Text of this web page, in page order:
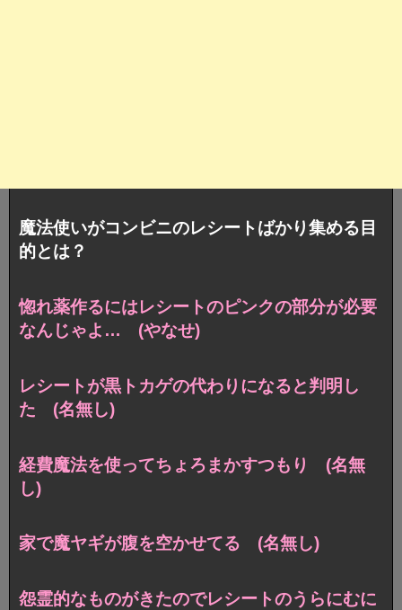
魔法使いがコンビニのレシートばかり集める目
的とは？
惚れ薬作るにはレシートのピンクの部分が必要
なんじゃよ… (やなせ)
レシートが黒トカゲの代わりになると判明し
た (名無し)
経費魔法を使ってちょろまかすつもり (名無
し)
家で魔ヤギが腹を空かせてる (名無し)
怨霊的なものがきたのでレシートのうらにむに